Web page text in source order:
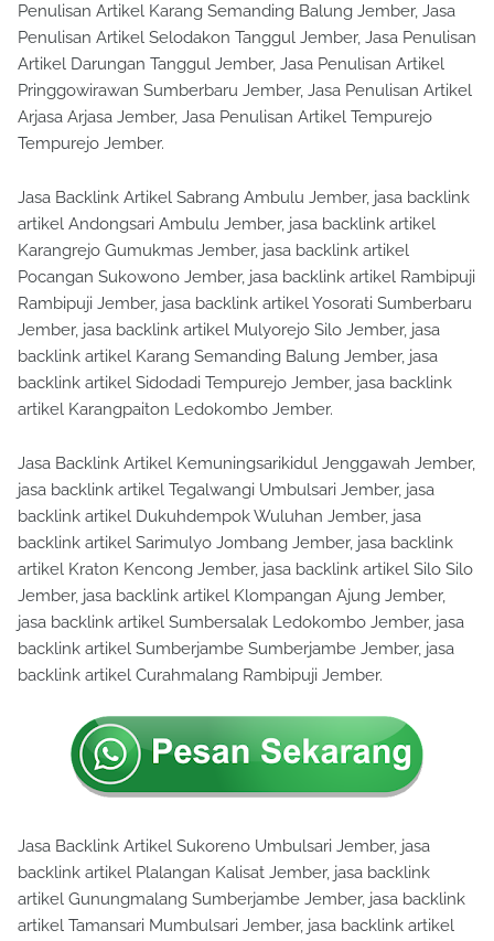
Penulisan Artikel Karang Semanding Balung Jember, Jasa
Penulisan Artikel Selodakon Tanggul Jember, Jasa Penulisan
Artikel Darungan Tanggul Jember, Jasa Penulisan Artikel
Pringgowirawan Sumberbaru Jember, Jasa Penulisan Artikel
Arjasa Arjasa Jember, Jasa Penulisan Artikel Tempurejo
Tempurejo Jember.
Jasa Backlink Artikel Sabrang Ambulu Jember, jasa backlink
artikel Andongsari Ambulu Jember, jasa backlink artikel
Karangrejo Gumukmas Jember, jasa backlink artikel
Pocangan Sukowono Jember, jasa backlink artikel Rambipuji
Rambipuji Jember, jasa backlink artikel Yosorati Sumberbaru
Jember, jasa backlink artikel Mulyorejo Silo Jember, jasa
backlink artikel Karang Semanding Balung Jember, jasa
backlink artikel Sidodadi Tempurejo Jember, jasa backlink
artikel Karangpaiton Ledokombo Jember.
Jasa Backlink Artikel Kemuningsarikidul Jenggawah Jember,
jasa backlink artikel Tegalwangi Umbulsari Jember, jasa
backlink artikel Dukuhdempok Wuluhan Jember, jasa
backlink artikel Sarimulyo Jombang Jember, jasa backlink
artikel Kraton Kencong Jember, jasa backlink artikel Silo Silo
Jember, jasa backlink artikel Klompangan Ajung Jember,
jasa backlink artikel Sumbersalak Ledokombo Jember, jasa
backlink artikel Sumberjambe Sumberjambe Jember, jasa
backlink artikel Curahmalang Rambipuji Jember.
Jasa Backlink Artikel Sukoreno Umbulsari Jember, jasa
backlink artikel Plalangan Kalisat Jember, jasa backlink
artikel Gunungmalang Sumberjambe Jember, jasa backlink
artikel Tamansari Mumbulsari Jember, jasa backlink artikel